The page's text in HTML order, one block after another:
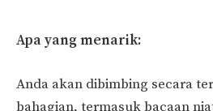
Apa yang menarik:
Anda akan dibimbing secara
bahagian, termasuk bacaan